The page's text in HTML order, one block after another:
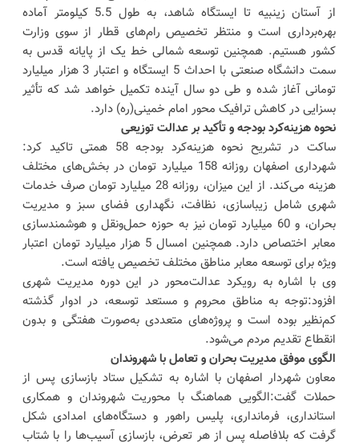
از آستان زینبیه تا ایستگاه شاهد، به طول 5.5 کیلومتر آماده
بهره‌برداری است و منتظر تخصیص رام‌های قطار از سوی وزارت
کشور هستیم. همچنین توسعه شمالی خط یک از پایانه قدس به
سمت دانشگاه صنعتی با احداث 5 ایستگاه و اعتبار 3 هزار میلیارد
تومانی آغاز شده و طی دو سال آینده تکمیل خواهد شد که تأثیر
بسزایی در کاهش ترافیک محور امام خمینی(ره) دارد.
نحوه هزینه‌کرد بودجه و تأکید بر عدالت توزیعی
ساکت در تشریح نحوه هزینه‌کرد بودجه 58 همتی تاکید کرد:
شهرداری اصفهان روزانه 158 میلیارد تومان در بخش‌های مختلف
هزینه می‌کند. از این میزان، روزانه 28 میلیارد تومان صرف خدمات
شهری شامل زیباسازی، نظافت، نگهداری فضای سبز و مدیریت
بحران، و 60 میلیارد تومان نیز به حوزه حمل‌ونقل و هوشمندسازی
معابر اختصاص دارد. همچنین امسال 5 هزار میلیارد تومان اعتبار
ویژه برای توسعه معابر مناطق مختلف تخصیص یافته است.
وی با اشاره به رویکرد عدالت‌محور در این دوره مدیریت شهری
افزود:توجه به مناطق محروم و مستعد توسعه، در ادوار گذشته
کم‌نظیر بوده است و پروژه‌های متعددی به‌صورت هفتگی و بدون
انقطاع تقدیم مردم می‌شود.
الگوی موفق مدیریت بحران و تعامل با شهروندان
معاون شهردار اصفهان با اشاره به تشکیل ستاد بازسازی پس از
حملات گفت:الگویی هماهنگ با محوریت شهروندان و همکاری
استانداری، فرمانداری، پلیس راهور و دستگاه‌های امدادی شکل
گرفت که بلافاصله پس از هر تعرض، بازسازی آسیب‌ها را با شتاب